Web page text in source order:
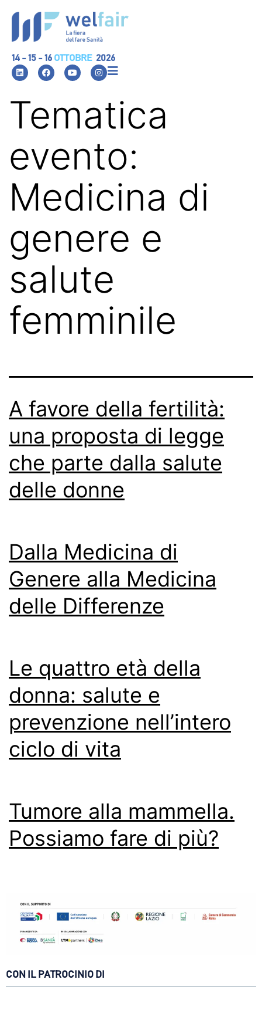
14 - 15 - 16 OTTOBRE 2026
Tematica
evento:
Medicina di
genere e
salute
femminile
A favore della fertilità:
una proposta di legge
che parte dalla salute
delle donne
Dalla Medicina di
Genere alla Medicina
delle Differenze
Le quattro età della
donna: salute e
prevenzione nell’intero
ciclo di vita
Tumore alla mammella.
Possiamo fare di più?
CON IL PATROCINIO DI